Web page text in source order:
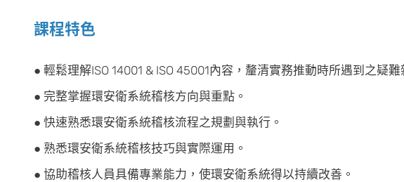
課程特色
● 輕鬆理解ISO 14001 & ISO 45001內容，釐清實務推動時所遇到之疑難
● 完整掌握環安衛系統稽核方向與重點。
● 快速熟悉環安衛系統稽核流程之規劃與執行。
● 熟悉環安衛系統稽核技巧與實際運用。
● 協助稽核人員具備專業能力，使環安衛系統得以持續改善。